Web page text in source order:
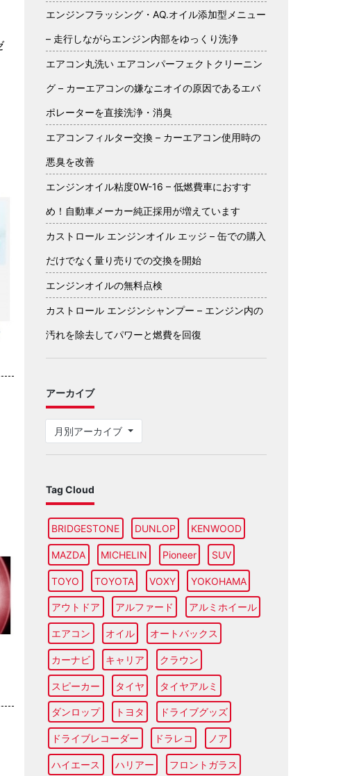
エンジンフラッシング・AQ.オイル添加型メニュー
– 走行しながらエンジン内部をゆっくり洗浄
エアコン丸洗い エアコンパーフェクトクリーニン
グ – カーエアコンの嫌なニオイの原因であるエバ
ポレーターを直接洗浄・消臭
エアコンフィルター交換 – カーエアコン使用時の
悪臭を改善
エンジンオイル粘度0W-16 – 低燃費車におすす
め！自動車メーカー純正採用が増えています
カストロール エンジンオイル エッジ – 缶での購入
だけでなく量り売りでの交換を開始
エンジンオイルの無料点検
カストロール エンジンシャンプー – エンジン内の
汚れを除去してパワーと燃費を回復
アーカイブ
月別アーカイブ
Tag Cloud
BRIDGESTONE DUNLOP KENWOOD
MAZDA MICHELIN Pioneer SUV
TOYO TOYOTA VOXY YOKOHAMA
アウトドア アルファード アルミホイール
エアコン オイル オートバックス
カーナビ キャリア クラウン
スピーカー タイヤ タイヤアルミ
ダンロップ トヨタ ドライブグッズ
ドライブレコーダー ドラレコ ノア
ハイエース ハリアー フロントガラス